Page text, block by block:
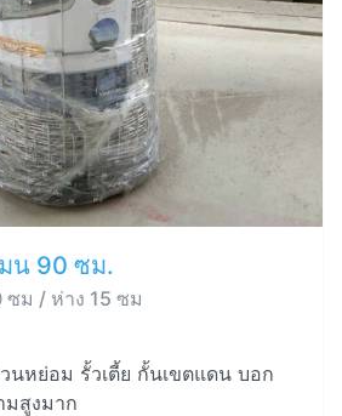
น 90 ซม.
ซม / ห่าง 15 ซม
นหย่อม รั้วเตี้ย กั้นเขตแดน บอก
มสูงมาก